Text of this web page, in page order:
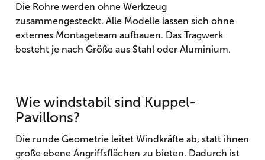
Die Rohre werden ohne Werkzeug
zusammengesteckt. Alle Modelle lassen sich ohne
externes Montageteam aufbauen. Das Tragwerk
besteht je nach Größe aus Stahl oder Aluminium.
Wie windstabil sind Kuppel-
Pavillons?
Die runde Geometrie leitet Windkräfte ab, statt ihnen
große ebene Angriffsflächen zu bieten. Dadurch ist